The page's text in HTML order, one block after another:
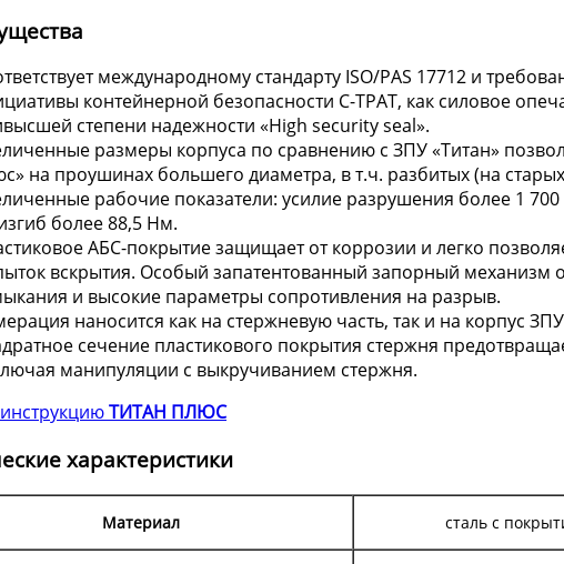
международному стандарту ISO/PAS 17712 и
контейнерной безопасности С-ТРАТ, как силовое
степени надежности «High security seal».
размеры корпуса по сравнению с ЗПУ «Титан»
на проушинах большего диаметра, в т.ч. разбитых (на
рабочие показатели: усилие разрушения более 1 700
более 88,5 Нм.
АБС-покрытие защищает от коррозии и легко
вскрытия. Особый запатентованный запорный механизм
и высокие параметры сопротивления на разрыв.
наносится как на стержневую часть, так и на корпус
сечение пластикового покрытия стержня
манипуляции с выкручиванием стержня.
ТИТАН ПЛЮС
характеристики
Материал сталь с